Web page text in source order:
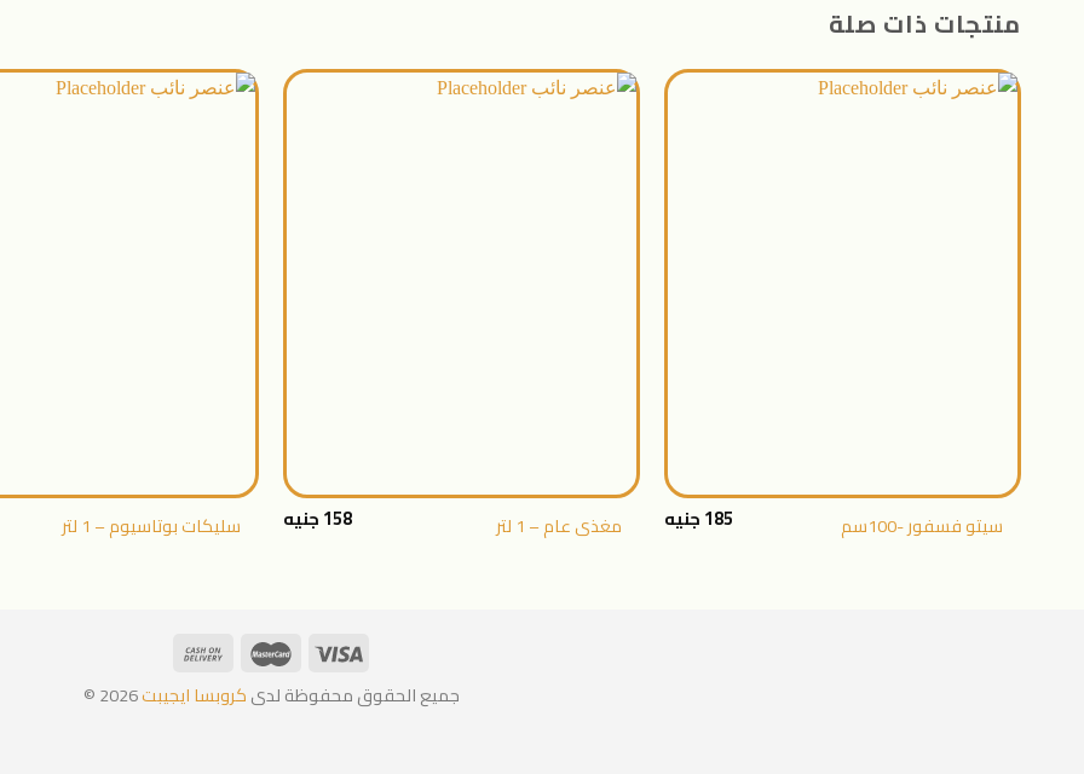
منتجات ذات صلة
سيتو فسفور -100سم 185جنيه مغذى عام – 1 لتر 158جنيه سليكات بوتاسيوم – 1 لتر
جميع الحقوق محفوظة لدىكروبسا ايجيبت2026 ©